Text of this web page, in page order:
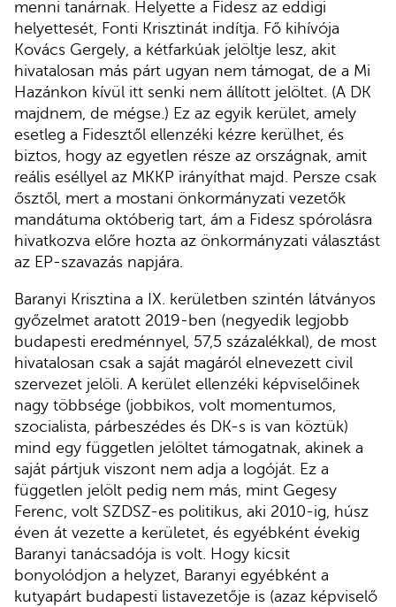
menni tanárnak. Helyette a Fidesz az eddigi
helyettesét, Fonti Krisztinát indítja. Fő kihívója
Kovács Gergely, a kétfarkúak jelöltje lesz, akit
hivatalosan más párt ugyan nem támogat, de a Mi
Hazánkon kívül itt senki nem állított jelöltet. (A DK
majdnem, de mégse.) Ez az egyik kerület, amely
esetleg a Fidesztől ellenzéki kézre kerülhet, és
biztos, hogy az egyetlen része az országnak, amit
reális eséllyel az MKKP irányíthat majd. Persze csak
ősztől, mert a mostani önkormányzati vezetők
mandátuma októberig tart, ám a Fidesz spórolásra
hivatkozva előre hozta az önkormányzati választást
az EP-szavazás napjára.
Baranyi Krisztina a IX. kerületben szintén látványos
győzelmet aratott 2019-ben (negyedik legjobb
budapesti eredménnyel, 57,5 százalékkal), de most
hivatalosan csak a saját magáról elnevezett civil
szervezet jelöli. A kerület ellenzéki képviselőinek
nagy többsége (jobbikos, volt momentumos,
szocialista, párbeszédes és DK-s is van köztük)
mind egy független jelöltet támogatnak, akinek a
saját pártjuk viszont nem adja a logóját. Ez a
független jelölt pedig nem más, mint Gegesy
Ferenc, volt SZDSZ-es politikus, aki 2010-ig, húsz
éven át vezette a kerületet, és egyébként évekig
Baranyi tanácsadója is volt. Hogy kicsit
bonyolódjon a helyzet, Baranyi egyébként a
kutyapárt budapesti listavezetője is (azaz képviselő